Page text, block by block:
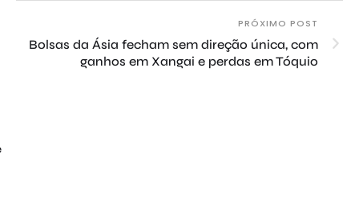
PRÓXIMO POST
Bolsas da Ásia fecham sem direção única, com
ganhos em Xangai e perdas em Tóquio